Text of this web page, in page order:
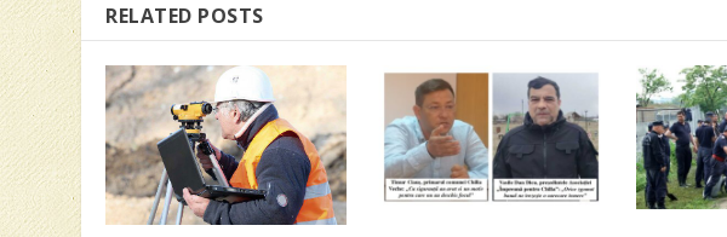
RELATED POSTS